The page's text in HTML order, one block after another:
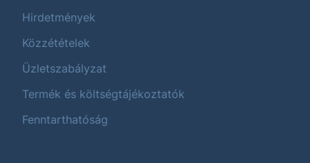
Hirdetmények
Közzétételek
Üzletszabályzat
Termék és költségtájékoztatók
Fenntarthatóság